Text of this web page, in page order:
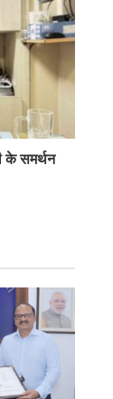
ने किया
उर्वरकों
की
समर्थन